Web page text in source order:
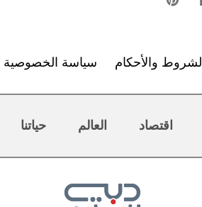
الشروط والأحكام سياسة الخصوصية
اقتصاد العالم حياتنا